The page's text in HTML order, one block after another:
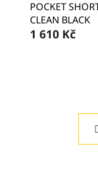
POCKET
CLEAN BLACK
1 610 Kč